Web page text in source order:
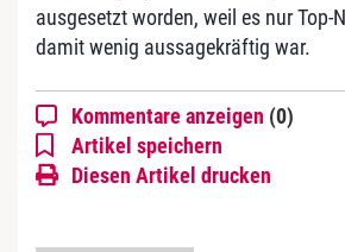
ausgesetzt worden, weil es nur Top-
damit wenig aussagekräftig war.
Kommentare anzeigen (0)
Artikel speichern
Diesen Artikel drucken